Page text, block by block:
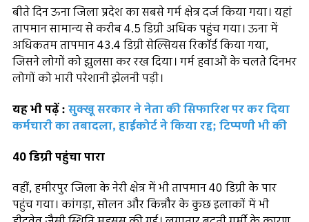
बीते दिन ऊना जिला प्रदेश का सबसे गर्म क्षेत्र दर्ज किया गया। यहां
तापमान सामान्य से करीब 4.5 डिग्री अधिक पहुंच गया। ऊना में
अधिकतम तापमान 43.4 डिग्री सेल्सियस रिकॉर्ड किया गया,
जिसने लोगों को झुलसा कर रख दिया। गर्म हवाओं के चलते दिनभर
लोगों को भारी परेशानी झेलनी पड़ी।
यह भी पढ़ें : सुक्खू सरकार ने नेता की सिफारिश पर कर दिया
कर्मचारी का तबादला, हाईकोर्ट ने किया रद्द; टिप्पणी भी की
40 डिग्री पहुंचा पारा
वहीं, हमीरपुर जिला के नेरी क्षेत्र में भी तापमान 40 डिग्री के पार
पहुंच गया। कांगड़ा, सोलन और किन्नौर के कुछ इलाकों में भी